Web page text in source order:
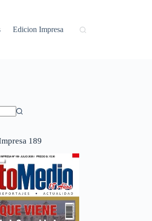
Edicion Impresa
189